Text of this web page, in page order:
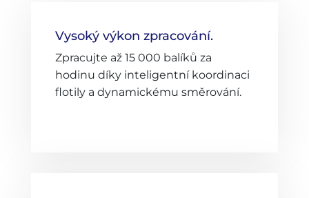
Vysoký výkon zpracování.
Zpracujte až 15 000 balíků za
hodinu díky inteligentní koordinaci
flotily a dynamickému směrování.